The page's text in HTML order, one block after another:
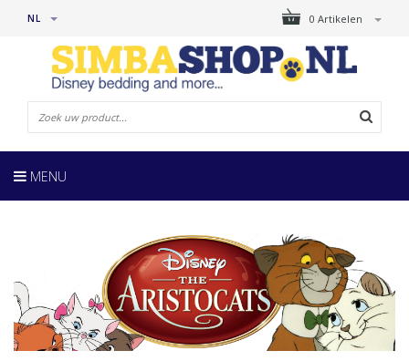
0 Artikelen
NL
MENU